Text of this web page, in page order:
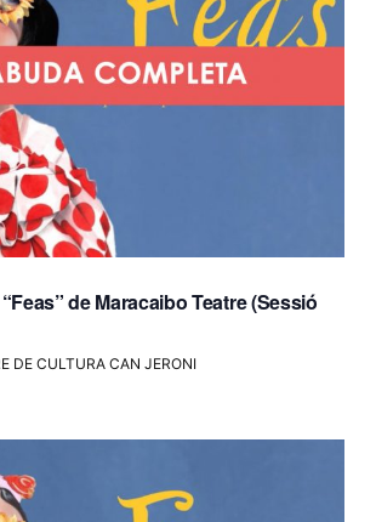
de Maracaibo Teatre (Sessió
DE CULTURA CAN JERONI